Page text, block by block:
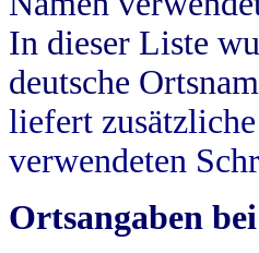
In dieser Liste
deutsche
liefert
verwendeten
Ortsangaben